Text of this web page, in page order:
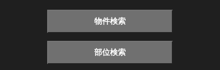
物件検索
部位検索